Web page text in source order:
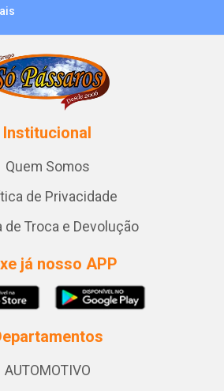
Institucional
Quem Somos
de Privacidade
de Troca e Devolução
já nosso APP
AUTOMOTIVO